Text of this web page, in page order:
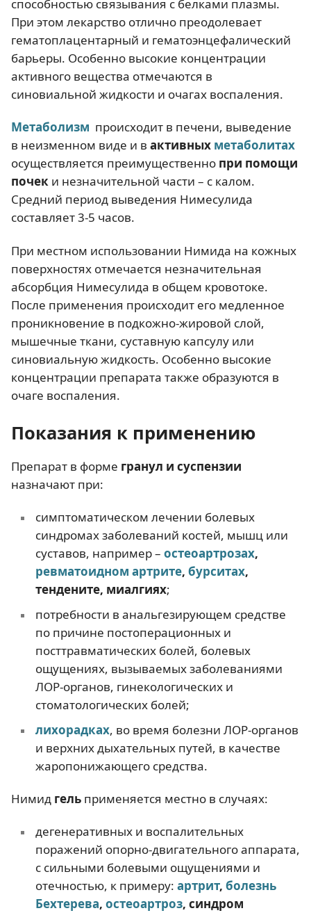
способностью связывания с белками плазмы.
При этом лекарство отлично преодолевает
гематоплацентарный и гематоэнцефалический
барьеры. Особенно высокие концентрации
активного вещества отмечаются в
синовиальной жидкости и очагах воспаления.
Метаболизм происходит в печени, выведение
в неизменном виде и в активных метаболитах
осуществляется преимущественно при помощи
почек и незначительной части – с калом.
Средний период выведения Нимесулида
составляет 3-5 часов.
При местном использовании Нимида на кожных
поверхностях отмечается незначительная
абсорбция Нимесулида в общем кровотоке.
После применения происходит его медленное
проникновение в подкожно-жировой слой,
мышечные ткани, суставную капсулу или
синовиальную жидкость. Особенно высокие
концентрации препарата также образуются в
очаге воспаления.
Показания к применению
Препарат в форме гранул и суспензии
назначают при:
симптоматическом лечении болевых
синдромах заболеваний костей, мышц или
суставов, например – остеоартрозах,
ревматоидном артрите, бурситах,
тендените, миалгиях;
потребности в анальгезирующем средстве
по причине постоперационных и
посттравматических болей, болевых
ощущениях, вызываемых заболеваниями
ЛОР-органов, гинекологических и
стоматологических болей;
лихорадках, во время болезни ЛОР-органов
и верхних дыхательных путей, в качестве
жаропонижающего средства.
Нимид гель применяется местно в случаях:
дегенеративных и воспалительных
поражений опорно-двигательного аппарата,
с сильными болевыми ощущениями и
отечностью, к примеру: артрит, болезнь
Бехтерева, остеоартроз, синдром